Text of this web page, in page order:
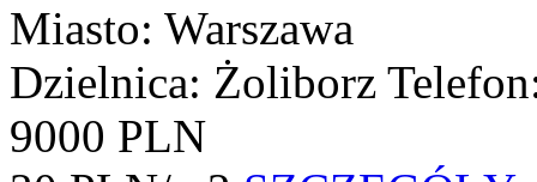
Miasto: Warszawa
Dzielnica: Żoliborz
9000 PLN